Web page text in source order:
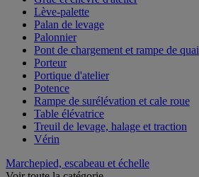
Lève-palette
Palan de levage
Palonnier
Pont de chargement et rampe de quai
Porteur
Portique d'atelier
Potence
Rampe de surélévation et cale roue
Table élévatrice
Treuil de levage, halage et traction
Vérin
Marchepied, escabeau et échelle